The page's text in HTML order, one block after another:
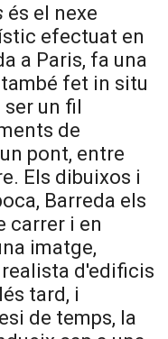
és el nexe
efectuat en
a Paris, fa una
fet in situ
ser un fil
de
pont, entre
Els dibuixos i
Barreda els
carrer i en
imatge,
d'edificis
tard, i
de temps, la